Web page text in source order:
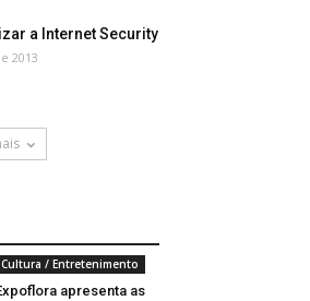
a Internet Security
2013
Cultura / Entretenimento
apresenta as